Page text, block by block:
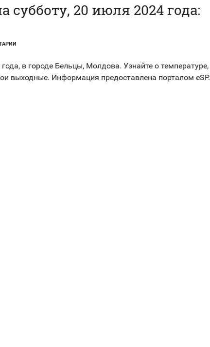
субботу, 20 июля 2024 года:
в городе Бельцы, Молдова. Узнайте о температуре,
выходные. Информация предоставлена порталом eSP.